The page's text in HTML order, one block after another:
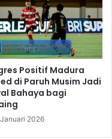
Positif Madura
di Paruh Musim Jadi
Bahaya bagi
2026